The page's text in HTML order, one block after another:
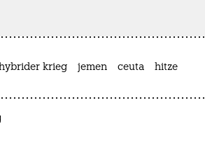
krieg jemen ceuta hitze